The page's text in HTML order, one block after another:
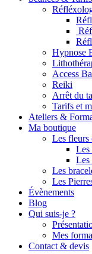
Hypnose
Access
Reiki
Arrêt du
Tarifs et
Ateliers &
Ma boutique
Les fleurs
Les
Les
Les
Les
Évènements
Blog
Qui suis-je ?
Mes
Contact & devis